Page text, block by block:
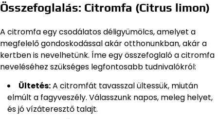
Összefoglalás: Citromfa (Citrus limon)
A citromfa egy csodálatos déligyümölcs, amelyet a
megfelelő gondoskodással akár otthonunkban, akár a
kertben is nevelhetünk. Íme egy összefoglaló a citromfa
neveléséhez szükséges legfontosabb tudnivalókról:
Ültetés:A citromfát tavasszal ültessük, miután
elmúlt a fagyveszély. Válasszunk napos, meleg helyet,
és jó vízáteresztő talajt.